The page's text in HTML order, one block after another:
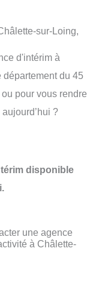
sur-Loing,
d'intérim à
du 45
pour vous rendre
?
disponible
une agence
à Châlette-